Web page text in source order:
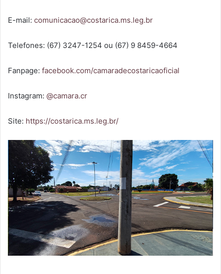
E-mail: comunicacao@costarica.ms.leg.br
Telefones: (67) 3247-1254 ou (67) 9 8459-4664
Fanpage: facebook.com/camaradecostaricaoficial
Instagram: @camara.cr
Site: https://costarica.ms.leg.br/